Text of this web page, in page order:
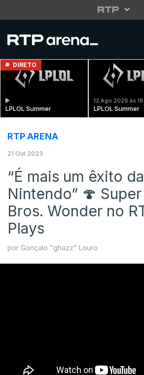
DIRETO
LPLOL Summer
12 Ago 2026 às
LPLOL Summer
RTP ARENA
21 Out 2023
“É mais um êxito da
Nintendo” 🍄
Bros. Wonder no
Plays
por Gonçalo "ghazz" Louro